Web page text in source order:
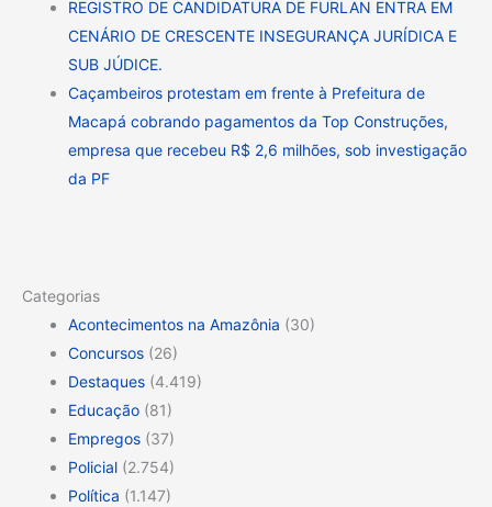
REGISTRO DE CANDIDATURA DE FURLAN ENTRA EM
CENÁRIO DE CRESCENTE INSEGURANÇA JURÍDICA E
SUB JÚDICE.
Caçambeiros protestam em frente à Prefeitura de
Macapá cobrando pagamentos da Top Construções,
empresa que recebeu R$ 2,6 milhões, sob investigação
da PF
Categorias
Acontecimentos na Amazônia (30)
Concursos (26)
Destaques (4.419)
Educação (81)
Empregos (37)
Policial (2.754)
Política (1.147)